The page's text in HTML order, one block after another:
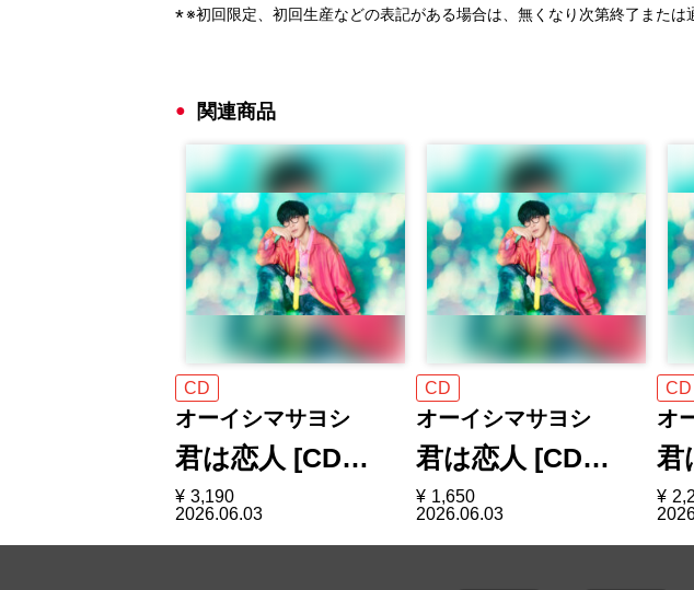
※初回限定、初回生産などの表記がある場合は、無くなり次第終了また
関連商品
CD
オーイシマサヨシ
君は恋人 [CD…
¥ 3,190
2026.06.03
CD
オーイシマサヨシ
君は恋人 [CD…
¥ 1,650
2026.06.03
CD
オ
君
¥